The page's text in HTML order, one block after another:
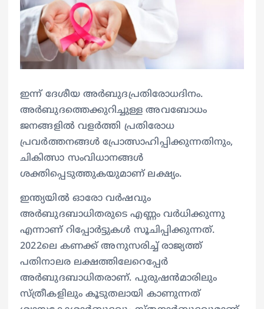
ഇന്ന് ദേശീയ അർബുദപ്രതിരോധദിനം.
അർബുദത്തെക്കുറിച്ചുള്ള അവബോധം
ജനങ്ങളിൽ വളർത്തി പ്രതിരോധ
പ്രവർത്തനങ്ങൾ പ്രോത്സാഹിപ്പിക്കുന്നതിനും,
ചികിത്സാ സംവിധാനങ്ങൾ
ശക്തിപ്പെടുത്തുകയുമാണ് ലക്ഷ്യം.
ഇന്ത്യയിൽ ഓരോ വർഷവും
അർബുദബാധിതരുടെ എണ്ണം വർധിക്കുന്നു
എന്നാണ് റിപ്പോർട്ടുകൾ സൂചിപ്പിക്കുന്നത്.
2022ലെ കണക്ക് അനുസരിച്ച് രാജ്യത്ത്
പതിനാലര ലക്ഷത്തിലേറെപ്പേർ
അർബുദബാധിതരാണ്. പുരുഷൻമാരിലും
സ്ത്രീകളിലും കൂടുതലായി കാണുന്നത്